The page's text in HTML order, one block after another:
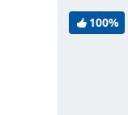
100%